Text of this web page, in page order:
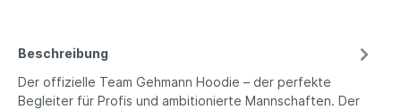
Beschreibung
Der offizielle Team Gehmann Hoodie – der perfekte
Begleiter für Profis und ambitionierte Mannschaften. Der